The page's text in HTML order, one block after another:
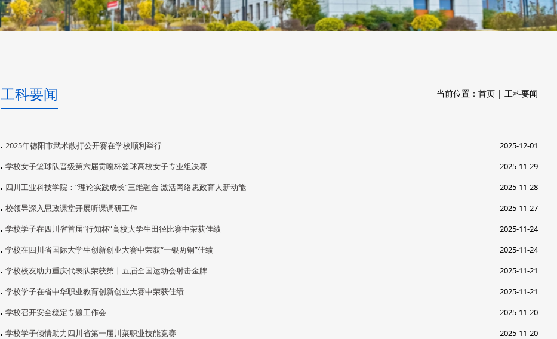
工科要闻 当前位置： 首页 | 工科要闻
2025年德阳市武术散打公开赛在学校顺利举行
2025-12-01
学校女子篮球队晋级第六届贡嘎杯篮球高校女子专业组决赛
2025-11-29
四川工业科技学院：“理论实践成长”三维融合 激活网络思政育人新动能
2025-11-28
校领导深入思政课堂开展听课调研工作
2025-11-27
学校学子在四川省首届“行知杯”高校大学生田径比赛中荣获佳绩
2025-11-24
学校在四川省国际大学生创新创业大赛中荣获“一银两铜”佳绩
2025-11-24
学校校友助力重庆代表队荣获第十五届全国运动会射击金牌
2025-11-21
学校学子在省中华职业教育创新创业大赛中荣获佳绩
2025-11-21
学校召开安全稳定专题工作会
2025-11-20
学校学子倾情助力四川省第一届川菜职业技能竞赛
2025-11-20